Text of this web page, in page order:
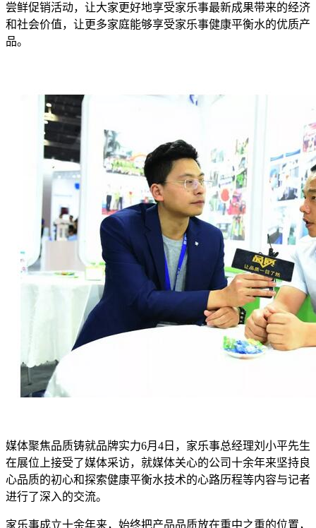
尝鲜促销活动，让大家更好地享受家乐事最新成果带来的经济
和社会价值，让更多家庭能够享受家乐事健康平衡水的优质产
品。
媒体聚焦品质铸就品牌实力6月4日，家乐事总经理刘小平先生
在展位上接受了媒体采访，就媒体关心的公司十余年来坚持良
心品质的初心和探索健康平衡水技术的心路历程等内容与记者
进行了深入的交流。
家乐事成立十余年来，始终把产品品质放在重中之重的位置，